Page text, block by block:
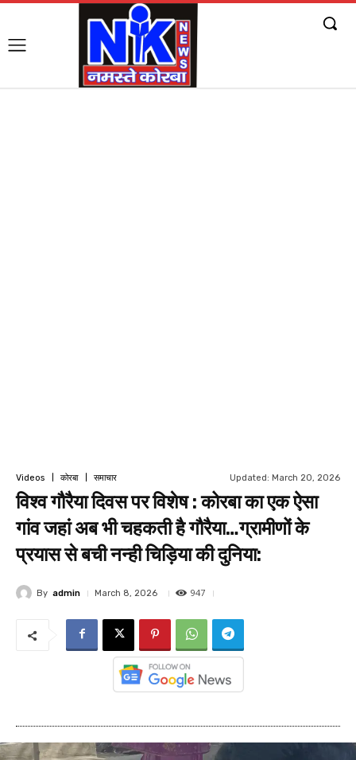
Videos कोरबा समाचार Updated: March 20, 2026
विश्व गौरैया दिवस पर विशेष : कोरबा का एक ऐसा
गांव जहां अब भी चहकती है गौरैया…ग्रामीणों के
प्रयास से बची नन्ही चिड़िया की दुनिया:
By admin March 8, 2026 947